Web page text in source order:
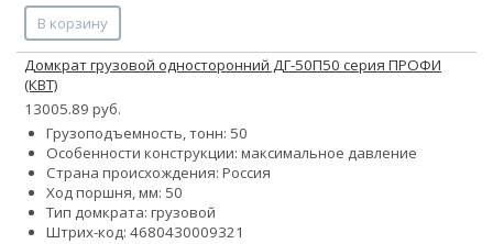
В корзину
Домкрат грузовой односторонний ДГ-50П50 серия ПРОФИ
(КВТ)
13005.89 руб.
Грузоподъемность, тонн: 50
Особенности конструкции: максимальное давление
Страна происхождения: Россия
Ход поршня, мм: 50
Тип домкрата: грузовой
Штрих-код: 4680430009321